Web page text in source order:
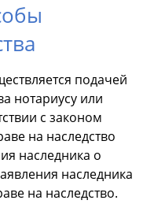
подачей
нотариусу или
с законом
на наследство
наследника о
наследника
на наследство.